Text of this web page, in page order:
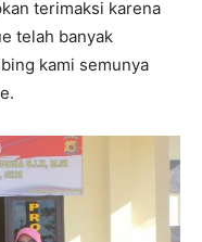
terimaksi karena
telah banyak
kami semunya